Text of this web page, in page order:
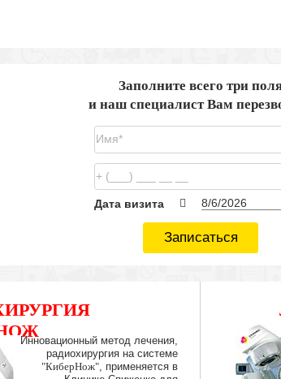
Заполните всего три
и наш специалист Вам
Дата визита
Записаться
Инновационный метод лечения,
радиохирургия на системе
"КиберНож" , применяется в